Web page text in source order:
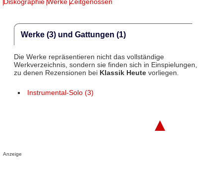
Werke (3) und Gattungen (1)
Die Werke repräsentieren nicht das vollständige
Werkverzeichnis, sondern sie finden sich in Einspielungen,
zu denen Rezensionen bei Klassik Heutevorliegen.
Instrumental-Solo (3)
▲
Anzeige